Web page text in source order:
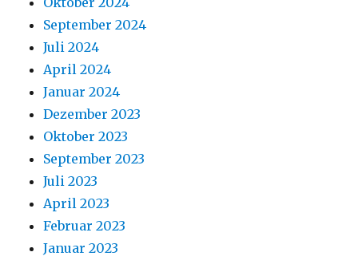
September 2024
Juli 2024
April 2024
Januar 2024
Dezember 2023
Oktober 2023
September 2023
Juli 2023
April 2023
Februar 2023
Januar 2023